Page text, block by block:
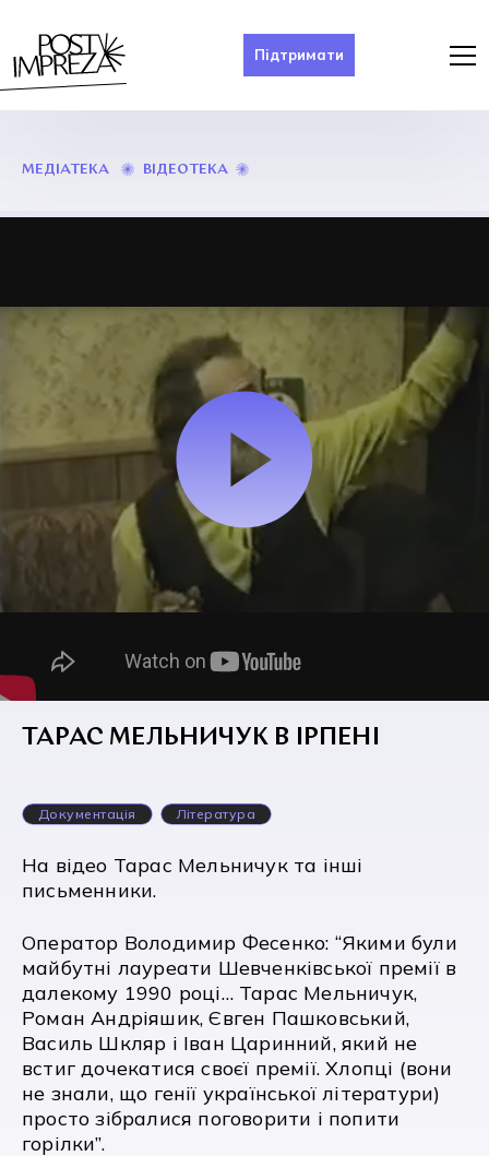
Підтримати
МЕДІАТЕКА ВІДЕОТЕКА
ТАРАС МЕЛЬНИЧУК В ІРПЕНІ
Документація Література
На відео Тарас Мельничук та інші
письменники.
Оператор Володимир Фесенко: “Якими були
майбутні лауреати Шевченківської премії в
далекому 1990 році… Тарас Мельничук,
Роман Андріяшик, Євген Пашковський,
Василь Шкляр і Іван Царинний, який не
встиг дочекатися своєї премії. Хлопці (вони
не знали, що генії української літератури)
просто зібралися поговорити і попити
горілки”.